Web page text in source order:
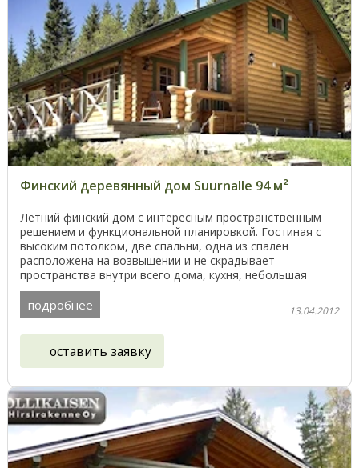
Финский деревянный дом Suurnalle 94 м²
Летний финский дом с интересным пространственным
решением и функциональной планировкой. Гостиная с
высоким потолком, две спальни, одна из спален
расположена на возвышении и не скрадывает
пространства внутри всего дома, кухня, небольшая
летняя ...
подробнее 13.04.2012
оставить заявку